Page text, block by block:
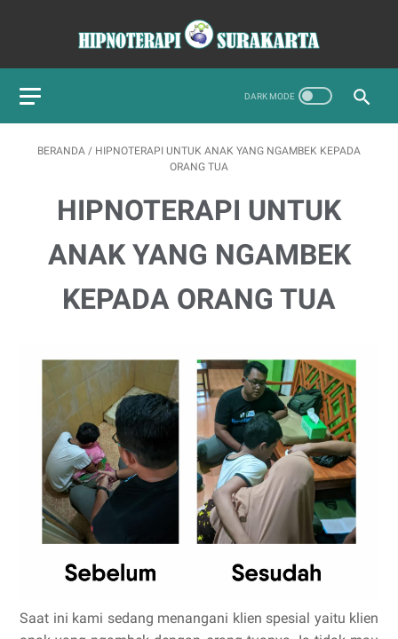
BERANDA / HIPNOTERAPI UNTUK ANAK YANG NGAMBEK KEPADA
ORANG TUA
HIPNOTERAPI UNTUK
ANAK YANG NGAMBEK
KEPADA ORANG TUA
Saat ini kami sedang menangani klien spesial yaitu klien